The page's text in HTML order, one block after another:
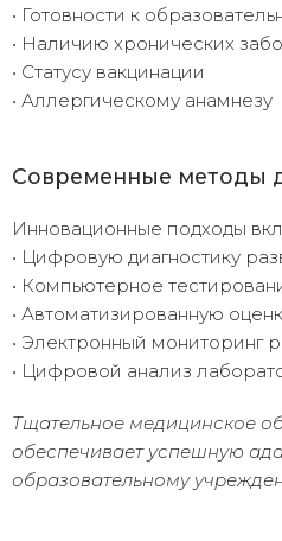
• Готовности к
• Наличию хронических
• Статусу вакцинации
• Аллергическому анамнезу
Современные методы
Инновационные подходы
• Цифровую диагностику
• Компьютерное
• Автоматизированную
• Электронный мониторинг
• Цифровой анализ
Тщательное медицинское
обеспечивает успешную
образовательному